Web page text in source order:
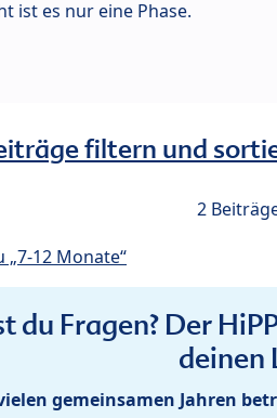
ist es nur eine Phase.
filtern und
2
„7-12 Monate“
du Fragen? Der
deinen
gemeinsamen Jahren